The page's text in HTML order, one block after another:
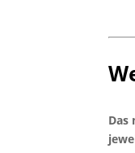
Das